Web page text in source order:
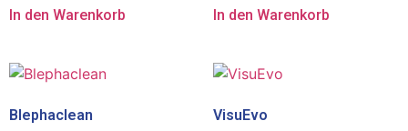
In den Warenkorb In den Warenkorb
Blephaclean VisuEvo